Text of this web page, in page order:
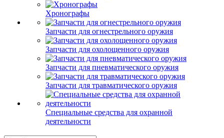
Хронографы
Запчасти для огнестрельного оружия
Запчасти для охолощенного оружия
Запчасти для пневматического оружия
Запчасти для травматического оружия
Специальные средства для охранной
деятельности